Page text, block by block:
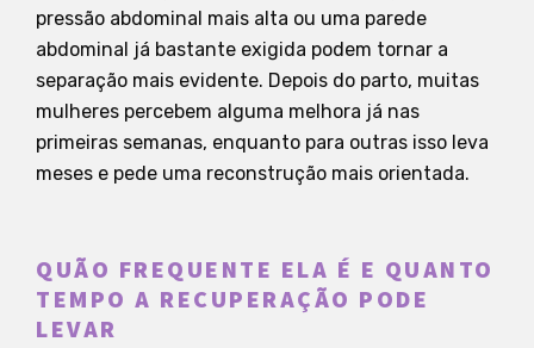
pressão abdominal mais alta ou uma parede
abdominal já bastante exigida podem tornar a
separação mais evidente. Depois do parto, muitas
mulheres percebem alguma melhora já nas
primeiras semanas, enquanto para outras isso leva
meses e pede uma reconstrução mais orientada.
QUÃO FREQUENTE ELA É E QUANTO
TEMPO A RECUPERAÇÃO PODE
LEVAR